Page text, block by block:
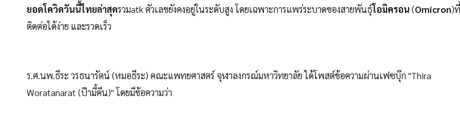
ยอดโควิดวันนี้ไทยล่าสุดรวมatk ตัวเลขยังคงอยู่ในระดับสูง โดยเฉพาะการแพร่ระบาดของสายพันธุ์โอมิครอน (Omicron)ที่
ติดต่อได้ง่าย และรวดเร็ว
ร.ศ.นพ.ธีระ วรธนารัตน์ (หมอธีระ) คณะแพทยศาสตร์ จุฬาลงกรณ์มหาวิทยาลัย ได้โพสต์ข้อความผ่านเฟซบุ๊ก "Thira
Woratanarat (ป๊ามี้คีน)" โดยมีข้อความว่า